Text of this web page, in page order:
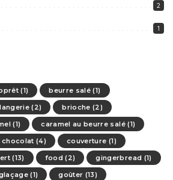
2
1
(1) beurre salé (1)
(2) brioche (2)
(1) caramel au beurre salé(1)
chocolat (4) couverture (1)
(13) food (2) gingerbread (1)
(1) goûter (13)